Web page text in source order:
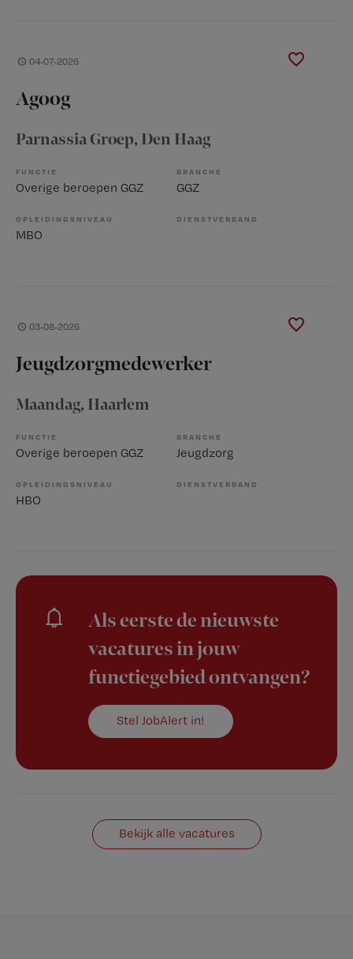
04-07-2026
Agoog
Parnassia Groep, Den Haag
FUNCTIE
Overige beroepen GGZ
BRANCHE
GGZ
OPLEIDINGSNIVEAU
MBO
DIENSTVERBAND
03-08-2026
Jeugdzorgmedewerker
Maandag, Haarlem
FUNCTIE
Overige beroepen GGZ
BRANCHE
Jeugdzorg
OPLEIDINGSNIVEAU
HBO
DIENSTVERBAND
Als eerste de nieuwste
vacatures in jouw
functiegebied ontvangen?
Stel JobAlert in!
Bekijk alle vacatures